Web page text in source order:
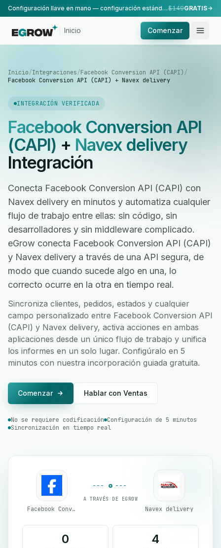
Configuración llave en mano — configuración estándar, realizada por nuestro equipo.$149GRATIS
Inicio Comenzar
Inicio/Integraciones/Facebook Conversion API (CAPI)/
Facebook Conversion API (CAPI) + Navex delivery
INTEGRACIÓN VERIFICADA
Facebook Conversion API
(CAPI) + Navex delivery
Integración
Conecta Facebook Conversion API (CAPI) con
Navex delivery en minutos y automatiza cualquier
flujo de trabajo entre ellas: sin código, sin
desarrolladores y sin middleware complicado.
eGrow conecta Facebook Conversion API (CAPI)
y Navex delivery a través de una API segura, de
modo que cuando sucede algo en una, lo
correcto ocurre en la otra en tiempo real.
Sincroniza clientes, pedidos, estados y cualquier
campo personalizado entre Facebook Conversion API
(CAPI) y Navex delivery, activa acciones en ambas
aplicaciones desde un único flujo de trabajo y unifica
los informes en un solo lugar. Configúralo en 5
minutos con nuestra incorporación guiada gratuita.
Comenzar Hablar con Ventas
No se requiere codificación Configuración de 5 minutos
Sincronización en tiempo real
Facebook Conversion API (CAPI)
A TRAVÉS DE EGROW
Navex delivery
0 4